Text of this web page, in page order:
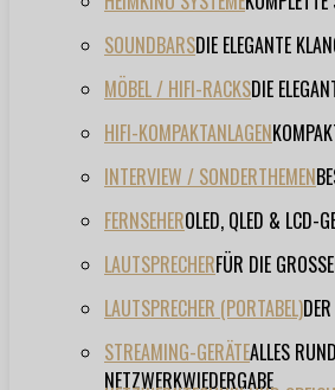
SOUNDBARSDIE ELEGANTE
MÖBEL / HIFI-RACKSDIE
HIFI-KOMPAKTANLAGEN
INTERVIEW / SONDERTHEMEN
FERNSEHEROLED, QLED & LCD-
LAUTSPRECHERFÜR DIE
LAUTSPRECHER (PORTABEL)
STREAMING-GERÄTEALLES
NETZWERKWIEDERGABE